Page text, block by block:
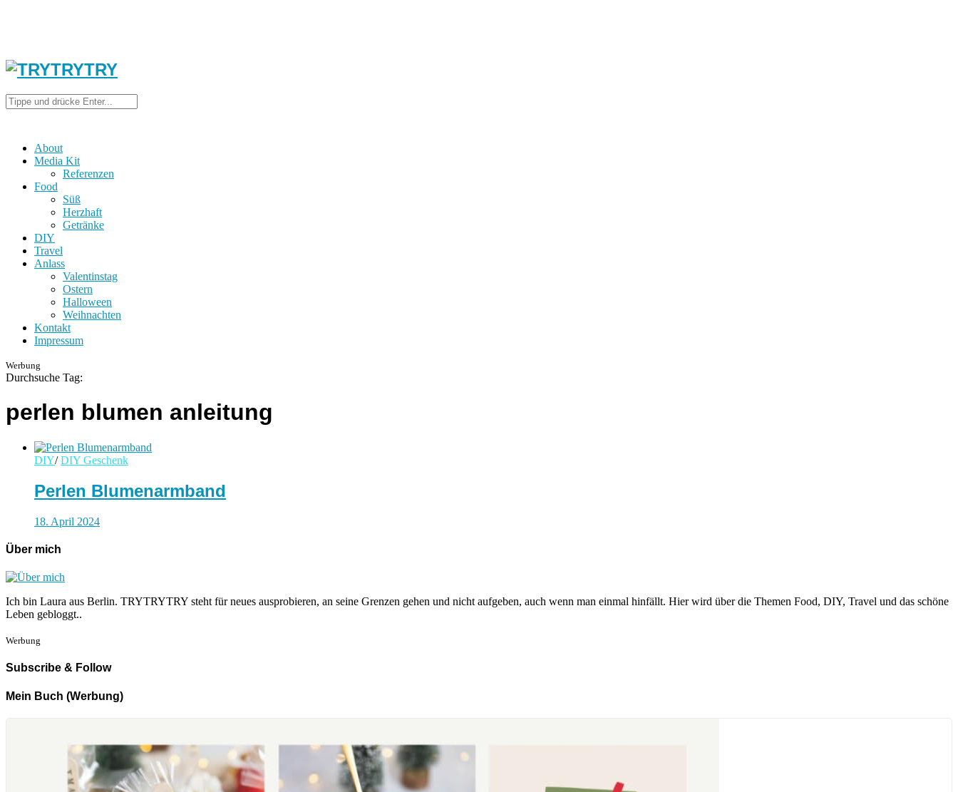
About
Media Kit
Referenzen
Food
Süß
Herzhaft
Getränke
DIY
Travel
Anlass
Valentinstag
Ostern
Halloween
Weihnachten
Kontakt
Impressum
Werbung
Durchsuche Tag:
perlen blumen anleitung
DIY/ DIY Geschenk
Perlen Blumenarmband
18. April 2024
Über mich
Ich bin Laura aus Berlin. TRYTRYTRY steht für neues ausprobieren, an seine Grenzen gehen und nicht aufgeben, auch wenn man einmal hinfällt. Hier wird über die Themen Food, DIY, Travel und das schöne
Leben gebloggt..
Werbung
Subscribe & Follow
Mein Buch (Werbung)